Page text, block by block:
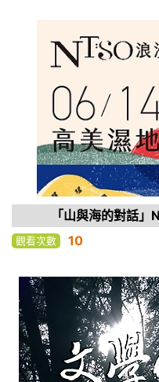
「山與海的對話
觀看次數 10